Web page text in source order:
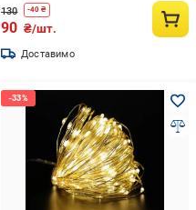
130 -40 ₴
90 ₴/шт.
Доставимо